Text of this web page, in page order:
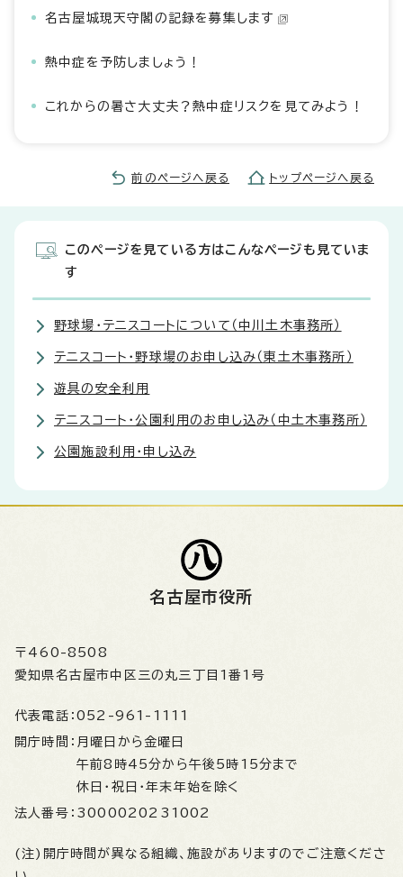
名古屋城現天守閣の記録を募集します
熱中症を予防しましょう！
これからの暑さ大丈夫？熱中症リスクを見てみよう！
前のページへ戻る トップページへ戻る
このページを見ている方はこんなページも見ていま
す
野球場・テニスコートについて（中川土木事務所）
テニスコート・野球場のお申し込み（東土木事務所）
遊具の安全利用
テニスコート・公園利用のお申し込み（中土木事務所）
公園施設利用・申し込み
名古屋市役所
〒460-8508
愛知県名古屋市中区三の丸三丁目1番1号
代表電話： 052-961-1111
開庁時間： 月曜日から金曜日
午前8時45分から午後5時15分まで
休日・祝日・年末年始を除く
法人番号： 3000020231002
(注)開庁時間が異なる組織、施設がありますのでご注意くださ